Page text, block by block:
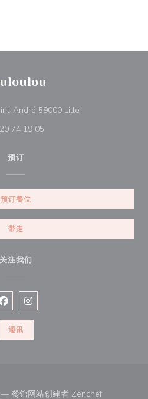
André 59000 Lille
74 19 05
预订
预订餐位
带走
关注我们
Facebook ((在新窗口中打开))
Instagram ((在新窗口中打开))
通讯
餐馆网站创建者 Zenchef((在新窗口